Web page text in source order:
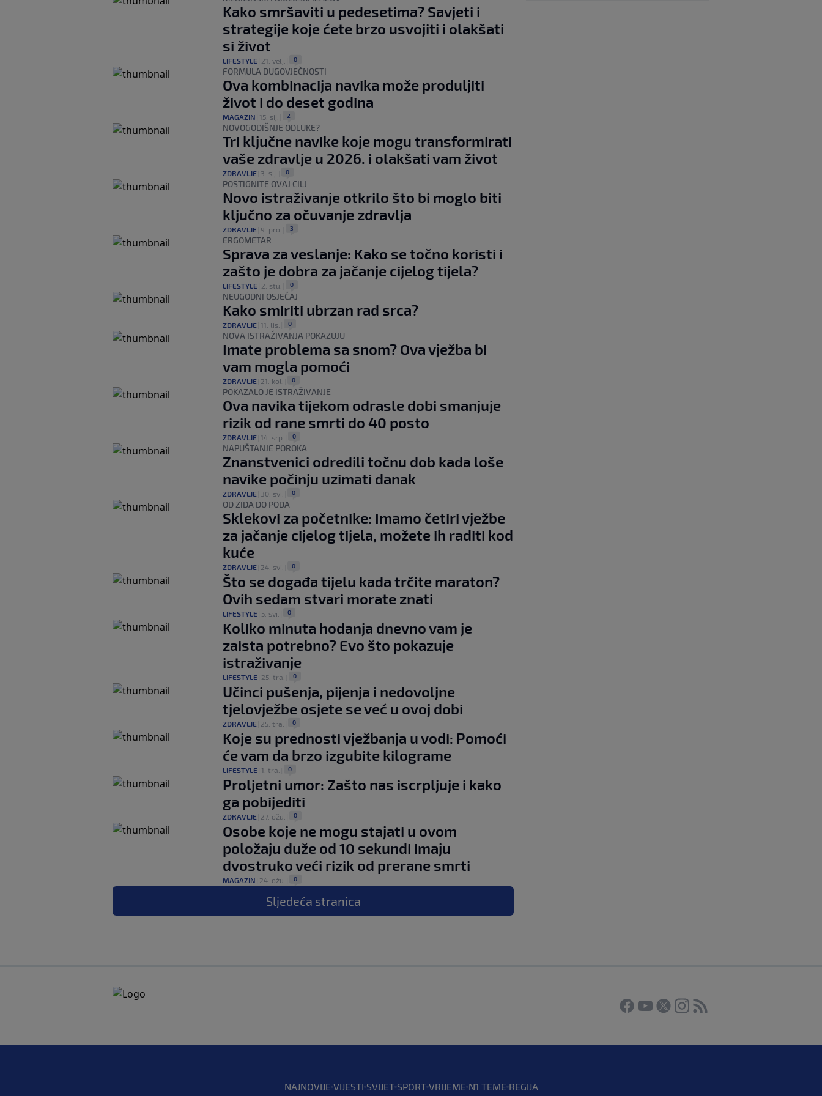
Kako smršaviti u pedesetima? Savjeti i
strategije koje ćete brzo usvojiti i olakšati
si život
LIFESTYLE 21. velj. 0
FORMULA DUGOVJEČNOSTI
Ova kombinacija navika može produljiti
život i do deset godina
MAGAZIN 15. sij. 2
NOVOGODIŠNJE ODLUKE?
Tri ključne navike koje mogu transformirati
vaše zdravlje u 2026. i olakšati vam život
ZDRAVLJE 3. sij. 0
POSTIGNITE OVAJ CILJ
Novo istraživanje otkrilo što bi moglo biti
ključno za očuvanje zdravlja
ZDRAVLJE 9. pro. 3
ERGOMETAR
Sprava za veslanje: Kako se točno koristi i
zašto je dobra za jačanje cijelog tijela?
LIFESTYLE 2. stu. 0
NEUGODNI OSJEĆAJ
Kako smiriti ubrzan rad srca?
ZDRAVLJE 11. lis. 0
NOVA ISTRAŽIVANJA POKAZUJU
Imate problema sa snom? Ova vježba bi
vam mogla pomoći
ZDRAVLJE 21. kol. 0
POKAZALO JE ISTRAŽIVANJE
Ova navika tijekom odrasle dobi smanjuje
rizik od rane smrti do 40 posto
ZDRAVLJE 14. srp. 0
NAPUŠTANJE POROKA
Znanstvenici odredili točnu dob kada loše
navike počinju uzimati danak
ZDRAVLJE 30. svi. 0
OD ZIDA DO PODA
Sklekovi za početnike: Imamo četiri vježbe
za jačanje cijelog tijela, možete ih raditi kod
kuće
ZDRAVLJE 24. svi. 0
Što se događa tijelu kada trčite maraton?
Ovih sedam stvari morate znati
LIFESTYLE 5. svi. 0
Koliko minuta hodanja dnevno vam je
zaista potrebno? Evo što pokazuje
istraživanje
LIFESTYLE 25. tra. 0
Učinci pušenja, pijenja i nedovoljne
tjelovježbe osjete se već u ovoj dobi
ZDRAVLJE 25. tra. 0
Koje su prednosti vježbanja u vodi: Pomoći
će vam da brzo izgubite kilograme
LIFESTYLE 1. tra. 0
Proljetni umor: Zašto nas iscrpljuje i kako
ga pobijediti
ZDRAVLJE 27. ožu. 0
Osobe koje ne mogu stajati u ovom
položaju duže od 10 sekundi imaju
dvostruko veći rizik od prerane smrti
MAGAZIN 24. ožu. 0
Sljedeća stranica
NAJNOVIJE VIJESTI SVIJET SPORT VRIJEME N1 TEME REGIJA